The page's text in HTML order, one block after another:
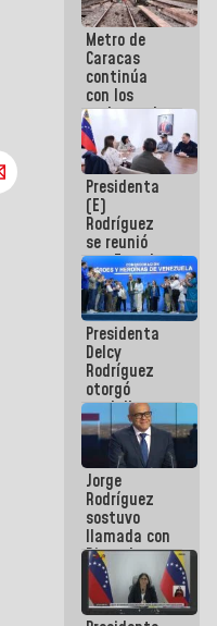
Metro de
Caracas
continúa
con los
trabajos de
mantenimiento
e inspección
en la Línea 2
Presidenta
(E)
Rodríguez
se reunió
con Estado
Mayor
Eléctrico
para
abordar
planes de
acción
Presidenta
Delcy
Rodríguez
otorgó
medalla
"Héroe de
Venezuela"
a servidores
públicos
Jorge
Rodríguez
sostuvo
llamada con
Dinorah
Figuera y
acuerdan
primer